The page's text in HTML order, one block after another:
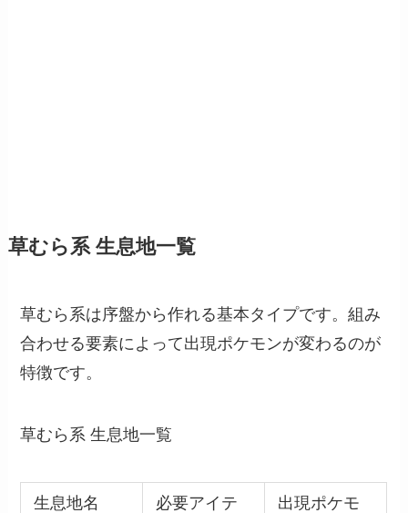
草むら系 生息地一覧
草むら系は序盤から作れる基本タイプです。組み
合わせる要素によって出現ポケモンが変わるのが
特徴です。
草むら系 生息地一覧
生息地名
必要アイテ
出現ポケモ